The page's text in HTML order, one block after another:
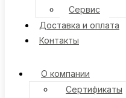
Сервис
Доставка и оплата
Контакты
О компании
Сертификаты